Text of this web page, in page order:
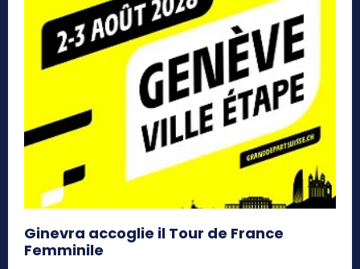
Ginevra accoglie il Tour de France
Femminile